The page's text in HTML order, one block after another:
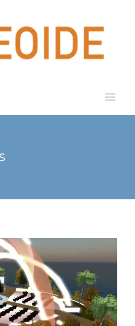
Guía de creación arquitectónica para
universidades en mundos virtuales
camilo andrés
suárezEducación